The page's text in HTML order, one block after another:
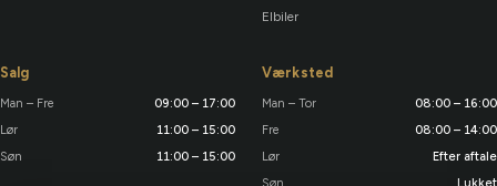
Elbiler
Salg
Man – Fre
09:00 – 17:00
Lør
11:00 – 15:00
Søn
11:00 – 15:00
Værksted
Man – Tor
08:00 – 16:00
Fre
08:00 – 14:00
Lør
Efter aftale